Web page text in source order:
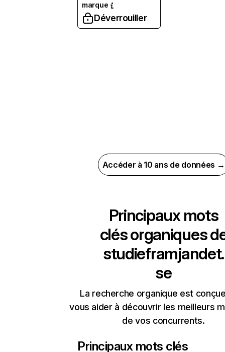
marque
Déverrouiller
Accéder à 10 ans de données →
Principaux mots
clés organiques
studieframjandet.
se
La recherche organique est
vous aider à découvrir les meilleurs
de vos concurrents.
Principaux mots clés